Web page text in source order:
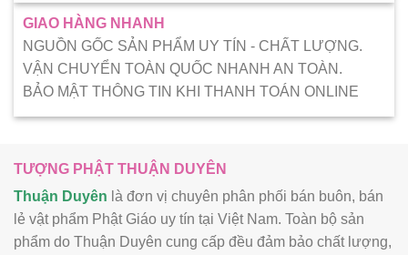
GIAO HÀNG NHANH
NGUỒN GỐC SẢN PHẨM UY TÍN - CHẤT LƯỢNG.
VẬN CHUYỂN TOÀN QUỐC NHANH AN TOÀN.
BẢO MẬT THÔNG TIN KHI THANH TOÁN ONLINE
TƯỢNG PHẬT THUẬN DUYÊN
Thuận Duyên là đơn vị chuyên phân phối bán buôn, bán
lẻ vật phẩm Phật Giáo uy tín tại Việt Nam. Toàn bộ sản
phẩm do Thuận Duyên cung cấp đều đảm bảo chất lượng,